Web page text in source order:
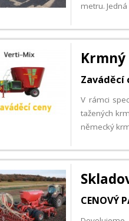
metru.
Krmný
Zaváděcí
V rámci
tažených
německý
CENOVÝ